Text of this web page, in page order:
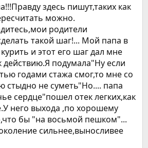
здесь пишут,таких как
можно.
родители
такой шаг!... Мой папа в
и этот его шаг дал мне
подумала"Ну если
годами стажа смог,то мне со
стыдно не суметь"Но.... папа
сердце"пошел отек легких,как
него выхода ,по хорошему
бы "на восьмой пешком"...
сильнее,выносливее